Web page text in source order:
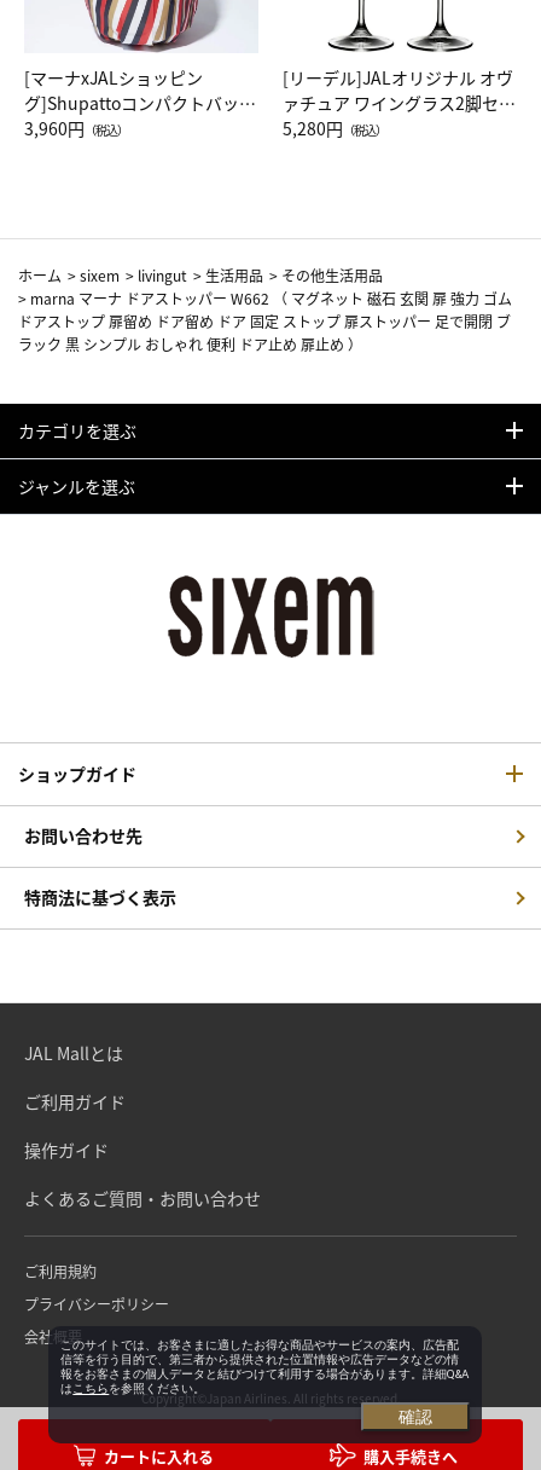
購入手続きへ
[マーナxJALショッピン
グ]Shupattoコンパクトバッグ
Drop JAL客室乗務員（LC）ス
3,960円 （税込）
[リーデル]JALオリジナル オヴ
ァチュア ワイングラス2脚セッ
ト（レッドワイン）
5,280円 （税込）
ホーム >sixem > livingut > 生活用品 > その他生活用品
> marna マーナ ドアストッパー W662 （ マグネット 磁石 玄関 扉 強力 ゴム
ドアストップ 扉留め ドア留め ドア 固定 ストップ 扉ストッパー 足で開閉 ブ
ラック 黒 シンプル おしゃれ 便利 ドア止め 扉止め ）
カテゴリを選ぶ
ジャンルを選ぶ
ショップガイド
お問い合わせ先
特商法に基づく表示
JAL Mallとは
ご利用ガイド
操作ガイド
よくあるご質問・お問い合わせ
ご利用規約
プライバシーポリシー
会社概要
Copyright©Japan Airlines. All rights reserved.
このサイトでは、お客さまに適したお得な商品やサービスの案内、広告配
信等を行う目的で、第三者から提供された位置情報や広告データなどの情
報をお客さまの個人データと結びつけて利用する場合があります。詳細Q&A
は こちらを参照ください。
確認